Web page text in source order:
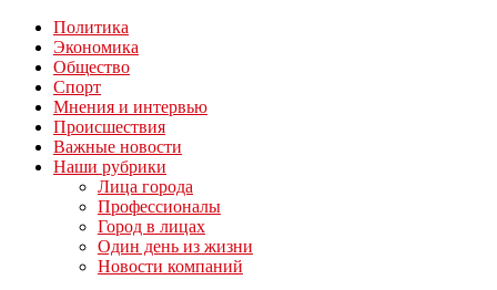
Политика
Экономика
Общество
Спорт
Мнения и интервью
Происшествия
Важные новости
Наши рубрики
Лица города
Профессионалы
Город в лицах
Один день из жизни
Новости компаний